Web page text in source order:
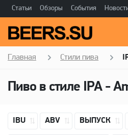
Статьи Обзоры События
Главная Стили пива
Пиво в стиле IPA -
IBU ABV ВЫПУСК